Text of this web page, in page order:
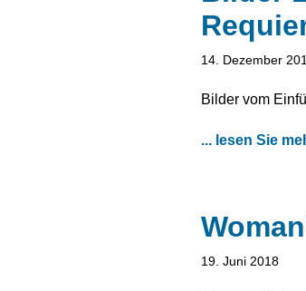
14. Dezember
Bilder vom
... lesen Sie
19. Juni 2018